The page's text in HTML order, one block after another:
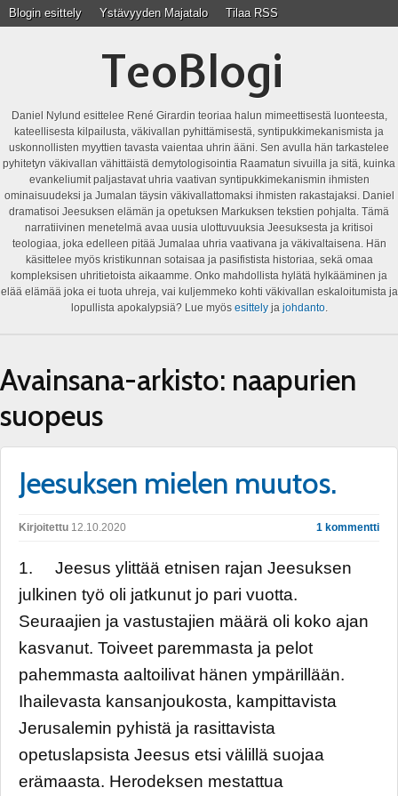
Blogin esittely Ystävyyden Majatalo Tilaa RSS
TeoBlogi
Daniel Nylund esittelee René Girardin teoriaa halun mimeettisestä luonteesta,
kateellisesta kilpailusta, väkivallan pyhittämisestä, syntipukkimekanismista ja
uskonnollisten myyttien tavasta vaientaa uhrin ääni. Sen avulla hän tarkastelee
pyhitetyn väkivallan vähittäistä demytologisointia Raamatun sivuilla ja sitä, kuinka
evankeliumit paljastavat uhria vaativan syntipukkimekanismin ihmisten
ominaisuudeksi ja Jumalan täysin väkivallattomaksi ihmisten rakastajaksi. Daniel
dramatisoi Jeesuksen elämän ja opetuksen Markuksen tekstien pohjalta. Tämä
narratiivinen menetelmä avaa uusia ulottuvuuksia Jeesuksesta ja kritisoi
teologiaa, joka edelleen pitää Jumalaa uhria vaativana ja väkivaltaisena. Hän
käsittelee myös kristikunnan sotaisaa ja pasifistista historiaa, sekä omaa
kompleksisen uhritietoista aikaamme. Onko mahdollista hylätä hylkääminen ja
elää elämää joka ei tuota uhreja, vai kuljemmeko kohti väkivallan eskaloitumista ja
lopullista apokalypsiä? Lue myös esittelyja johdanto.
Avainsana-arkisto: naapurien
suopeus
Jeesuksen mielen muutos.
Kirjoitettu 12.10.2020 1 kommentti
1. Jeesus ylittää etnisen rajan Jeesuksen
julkinen työ oli jatkunut jo pari vuotta.
Seuraajien ja vastustajien määrä oli koko ajan
kasvanut. Toiveet paremmasta ja pelot
pahemmasta aaltoilivat hänen ympärillään.
Ihailevasta kansanjoukosta, kampittavista
Jerusalemin pyhistä ja rasittavista
opetuslapsista Jeesus etsi välillä suojaa
erämaasta. Herodeksen mestattua